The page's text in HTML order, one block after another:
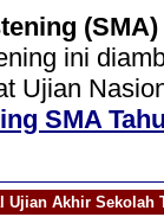
(SMA)
ini
Ujian
SMA
Ujian Akhir Sekolah